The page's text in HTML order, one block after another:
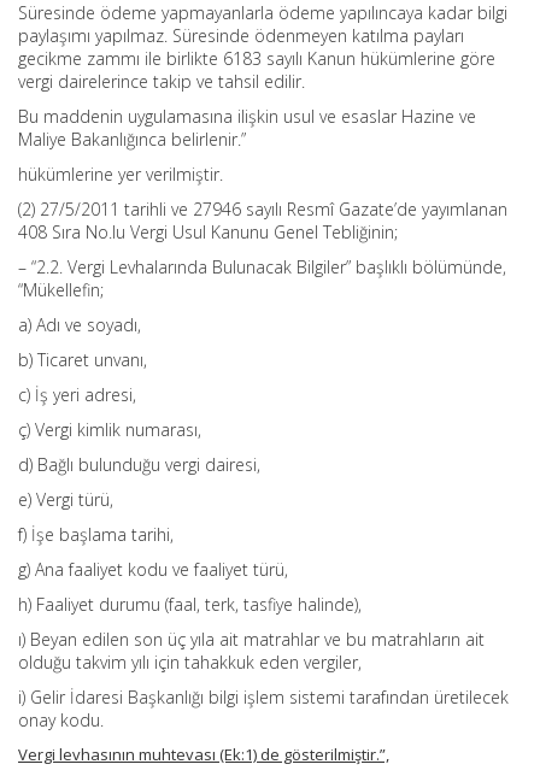
Süresinde ödeme yapmayanlarla ödeme yapılıncaya kadar bilgi
paylaşımı yapılmaz. Süresinde ödenmeyen katılma payları
gecikme zammı ile birlikte 6183 sayılı Kanun hükümlerine göre
vergi dairelerince takip ve tahsil edilir.
Bu maddenin uygulamasına ilişkin usul ve esaslar Hazine ve
Maliye Bakanlığınca belirlenir.”
hükümlerine yer verilmiştir.
(2) 27/5/2011 tarihli ve 27946 sayılı Resmî Gazate’de yayımlanan
408 Sıra No.lu Vergi Usul Kanunu Genel Tebliğinin;
– “2.2. Vergi Levhalarında Bulunacak Bilgiler” başlıklı bölümünde,
“Mükellefin;
a) Adı ve soyadı,
b) Ticaret unvanı,
c) İş yeri adresi,
ç) Vergi kimlik numarası,
d) Bağlı bulunduğu vergi dairesi,
e) Vergi türü,
f) İşe başlama tarihi,
g) Ana faaliyet kodu ve faaliyet türü,
h) Faaliyet durumu (faal, terk, tasfiye halinde),
ı) Beyan edilen son üç yıla ait matrahlar ve bu matrahların ait
olduğu takvim yılı için tahakkuk eden vergiler,
i) Gelir İdaresi Başkanlığı bilgi işlem sistemi tarafından üretilecek
onay kodu.
Vergi levhasının muhtevası (Ek:1) de gösterilmiştir.”,